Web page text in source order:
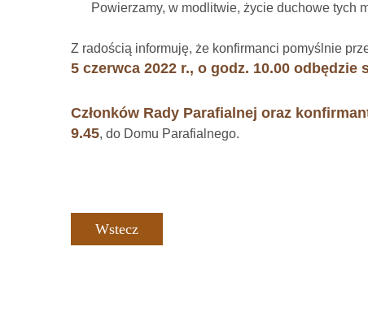
Powierzamy, w modlitwie, życie duchowe tych
Z radością informuję, że konfirmanci pomyślnie
5 czerwca 2022 r., o godz. 10.00
Członków Rady Parafialnej oraz
9.45, do Domu Parafialnego.
Wstecz